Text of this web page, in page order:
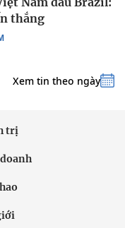
thắng
Xem tin theo ngày
trị